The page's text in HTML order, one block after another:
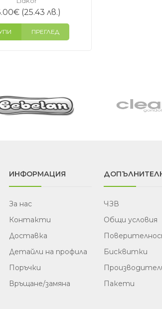
€(25.43 лв.)
ПРЕГЛЕД
ИНФОРМАЦИЯ
За нас
Контакти
Доставка
Детайли на профила
Поръчки
Връщане/замяна
ЧЗВ
Общи условия
Бисквитки
Пакети